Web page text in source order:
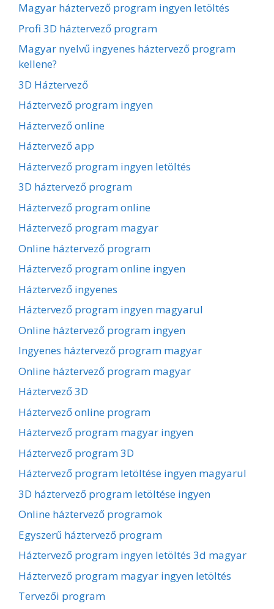
Magyar háztervező program ingyen letöltés
Profi 3D háztervező program
Magyar nyelvű ingyenes háztervező program
kellene?
3D Háztervező
Háztervező program ingyen
Háztervező online
Háztervező app
Háztervező program ingyen letöltés
3D háztervező program
Háztervező program online
Háztervező program magyar
Online háztervező program
Háztervező program online ingyen
Háztervező ingyenes
Háztervező program ingyen magyarul
Online háztervező program ingyen
Ingyenes háztervező program magyar
Online háztervező program magyar
Háztervező 3D
Háztervező online program
Háztervező program magyar ingyen
Háztervező program 3D
Háztervező program letöltése ingyen magyarul
3D háztervező program letöltése ingyen
Online háztervező programok
Egyszerű háztervező program
Háztervező program ingyen letöltés 3d magyar
Háztervező program magyar ingyen letöltés
Tervezői program